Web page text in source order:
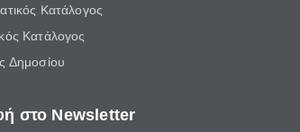
Κατάλογος
Κατάλογος
Δημοσίου
στο Newsletter